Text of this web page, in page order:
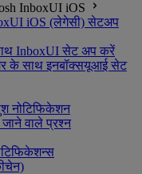
InboxUI iOS
iOS (लेगेसी) सेटअप
InboxUI सेट अप करें
के साथ इनबॉक्सयूआई सेट
नोटिफिकेशन
वाले प्रश्न